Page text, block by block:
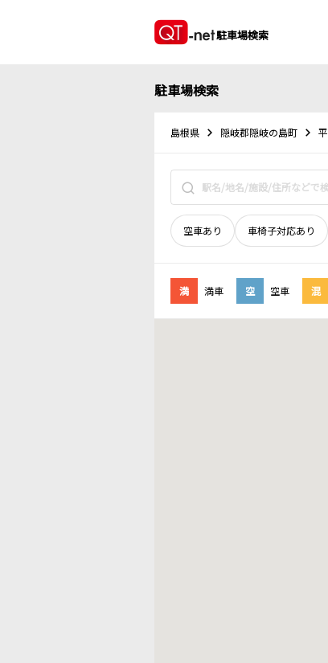
駐車場検索
駐車場検索
島根県 隠岐郡隠岐の島町 平
空車あり 車椅子対応あり
満 満車 空 空車 混